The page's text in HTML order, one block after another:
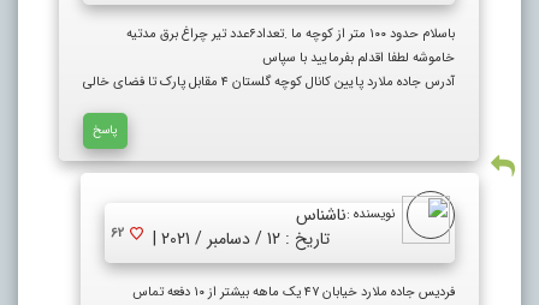
باسلام حدود ۱۰۰ متر از کوچه ما .تعداد۶عدد تیر چراغ برق مدتیه
خاموشه لطفا اقدلم بفرمایید با سپاس
آدرس جاده ملارد پایین کانال کوچه گلستان ۴ مقابل پارک تا فضای خالی
پاسخ
نویسنده :ناشناس
تاریخ : 12 / دسامبر / 2021 |
62
فردیس جاده ملارد خیابان ۴۷ یک ماهه بیشتر از ۱۰ دفعه تماس